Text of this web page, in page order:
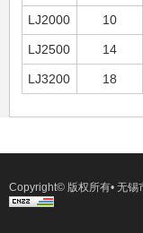
LJ2000
10
LJ2500 14
LJ3200 18
Copyright© 版权所有• 无锡